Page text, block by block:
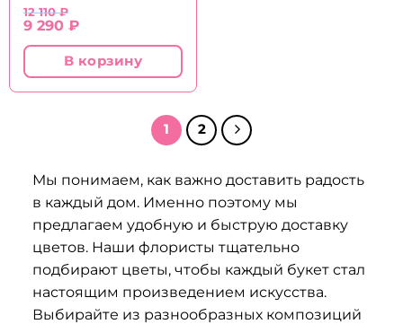
12 110₽
Первоначальная
составляла
110 ₽.
9 290 ₽
Текущая
9
290 ₽.В корзину
1 2
Мы понимаем, как важно доставить радость
в каждый дом. Именно поэтому мы
предлагаем удобную и быструю доставку
цветов. Наши флористы тщательно
подбирают цветы, чтобы каждый букет стал
настоящим произведением искусства.
Выбирайте из разнообразных композиций